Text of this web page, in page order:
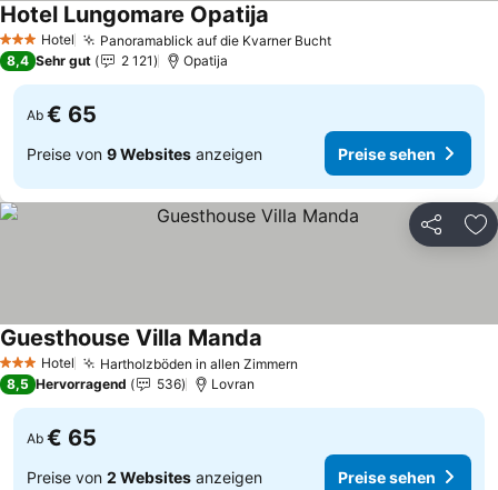
3 SterneHotel Panoramablick auf die Kvarner Bucht
Hotel Lungomare Opatija
8,4 Sehr gut 2 121 Opatija
Ab € 65
Preise von 9 Websites anzeigen Preise sehen
Teilen
3 SterneHotel Hartholzböden in allen Zimmern
Guesthouse Villa Manda
8,5 Hervorragend 536 Lovran
Ab € 65
Preise von 2 Websites anzeigen Preise sehen